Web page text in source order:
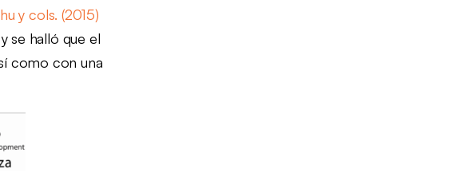
y cols. (2015)
se halló que el
como con una